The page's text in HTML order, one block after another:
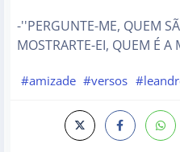
-''PERGUNTE-ME, QUEM
MOSTRARTE-EI, QUEM É
#amizade #versos